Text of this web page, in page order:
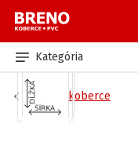
Kategória
Behúne koberce